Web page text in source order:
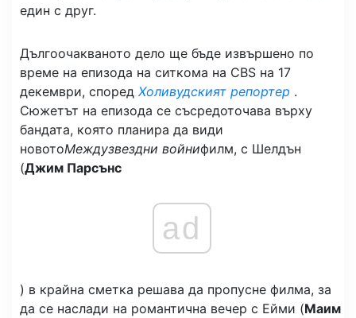
един с друг.
Дългоочакваното дело ще бъде извършено по
време на епизода на ситкома на CBS на 17
декември, според Холивудският репортер .
Сюжетът на епизода се съсредоточава върху
бандата, която планира да види
новотоМеждузвездни войнифилм, с Шелдън
(Джим Парсънс
ad
) в крайна сметка решава да пропусне филма, за
да се наслади на романтична вечер с Ейми (Маим